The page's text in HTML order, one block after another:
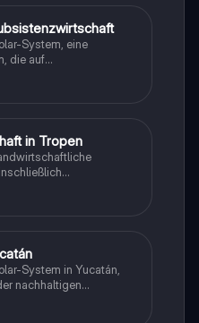
System, eine
die auf
basiert. Diese
die Anbaupraktiken,
Entwicklung
in Tropen
und
Diese
des Agrobusiness in
für die
System in Yucatán,
nachhaltigen
behandelt die
Ökosystem und die